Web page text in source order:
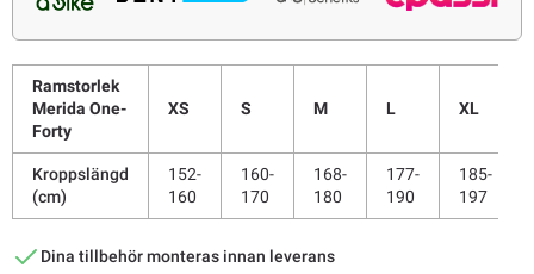
Ramstorlek
Merida One-
Forty
XS S M L XL
Kroppslängd
(cm)
152-
160
160-
170
168-
180
177-
190
185-
197
Dina tillbehör monteras innan leverans